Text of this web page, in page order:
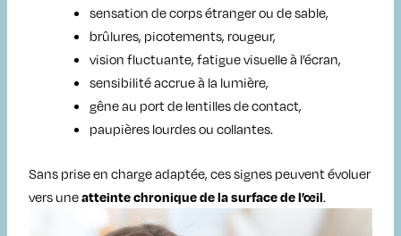
sensation de corps étranger ou de sable,
brûlures, picotements, rougeur,
vision fluctuante, fatigue visuelle à l’écran,
sensibilité accrue à la lumière,
gêne au port de lentilles de contact,
paupières lourdes ou collantes.
Sans prise en charge adaptée, ces signes peuvent évoluer
vers uneatteinte chronique de la surface de l’œil.